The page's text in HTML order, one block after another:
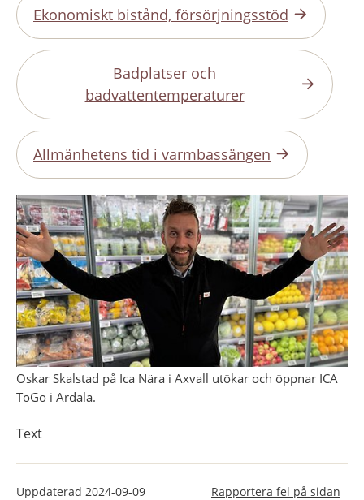
Ekonomiskt bistånd, försörjningsstöd
Badplatser och
badvattentemperaturer
Allmänhetens tid i varmbassängen
Oskar Skalstad på Ica Nära i Axvall utökar och öppnar ICA
ToGo i Ardala.
Text
Uppdaterad 2024-09-09 Rapportera fel på sidan